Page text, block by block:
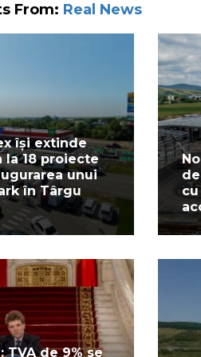
From: Real News
își extinde
la 18 proiecte
unui
în Târgu
TVA de 9% se